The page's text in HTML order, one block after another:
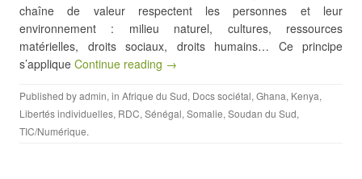
chaîne de valeur respectent les personnes et leur
environnement : milieu naturel, cultures, ressources
matérielles, droits sociaux, droits humains… Ce principe
s’applique Continue reading →
Published byadmin, in Afrique du Sud, Docs sociétal, Ghana, Kenya,
Libertés individuelles, RDC, Sénégal, Somalie, Soudan du Sud,
TIC/Numérique.